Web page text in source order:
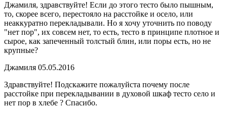
Джамиля, здравствуйте! Если до этого тесто было пышным,
то, скорее всего, перестояло на расстойке и осело, или
неаккуратно перекладывали. Но я хочу уточнить по поводу
"нет пор", их совсем нет, то есть, тесто в принципе плотное и
сырое, как запеченный толстый блин, или поры есть, но не
крупные?
Джамиля 05.05.2016
Здравствуйте! Подскажите пожалуйста почему после
расстойке при перекладывании в духовой шкаф тесто село и
нет пор в хлебе ? Спасибо.